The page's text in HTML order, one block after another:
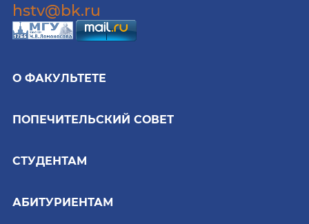
hstv@bk.ru
О ФАКУЛЬТЕТЕ
ПОПЕЧИТЕЛЬСКИЙ СОВЕТ
СТУДЕНТАМ
АБИТУРИЕНТАМ